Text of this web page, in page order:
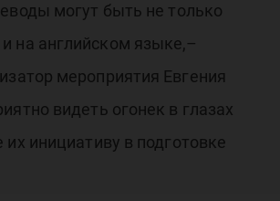
могут быть не только
на английском языке,–
мероприятия Евгения
видеть огонек в глазах
их инициативу в подготовке